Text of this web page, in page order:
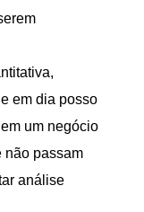
em dia posso
um negócio
não passam
análise